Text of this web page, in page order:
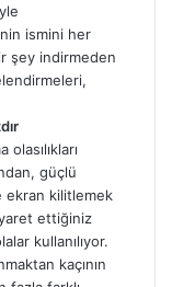
ismini her
şey indirmeden
güçlü
ekran kilitlemek
ettiğiniz
kullanılıyor.
kaçının